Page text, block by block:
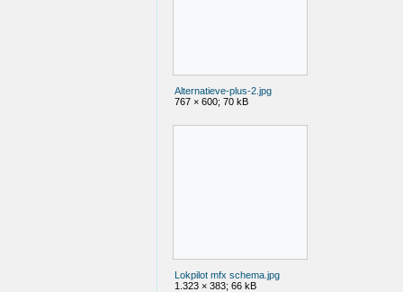
Alternatieve-plus-2.jpg
767 × 600; 70 kB
Lokpilot mfx schema.jpg
1.323 × 383; 66 kB